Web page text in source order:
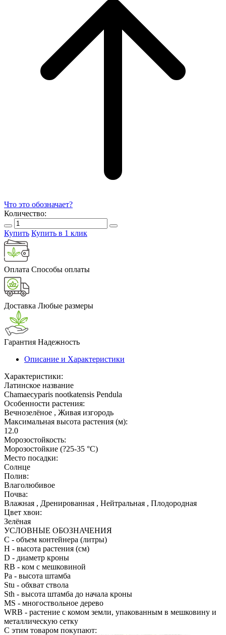
Что это обозначает?
Количество:
Купить Купить в 1 клик
Оплата Способы оплаты
Доставка Любые размеры
Гарантия Надежность
Описание и Характеристики
Характеристики:
Латинское название
Chamaecyparis nootkatensis Pendula
Особенности растения:
Вечнозелёное , Живая изгородь
Максимальная высота растения (м):
12.0
Морозостойкость:
Морозостойкие (?25-35 °С)
Место посадки:
Солнце
Полив:
Влаголюбивое
Почва:
Влажная , Дренированная , Нейтральная , Плодородная
Цвет хвои:
Зелёная
УСЛОВНЫЕ ОБОЗНАЧЕНИЯ
С - объем контейнера (литры)
H - высота растения (см)
D - диаметр кроны
RB - ком с мешковиной
Pa - высота штамба
Stu - обхват ствола
Sth - высота штамба до начала кроны
MS - многоствольное дерево
WRB - растение с комом земли, упакованным в мешковину и
металлическую сетку
С этим товаром покупают: